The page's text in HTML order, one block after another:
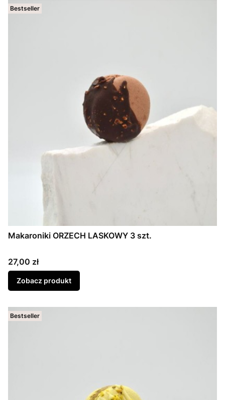
Bestseller
Makaroniki ORZECH LASKOWY 3 szt.
Cena
27,00 zł
Zobacz produkt
Bestseller